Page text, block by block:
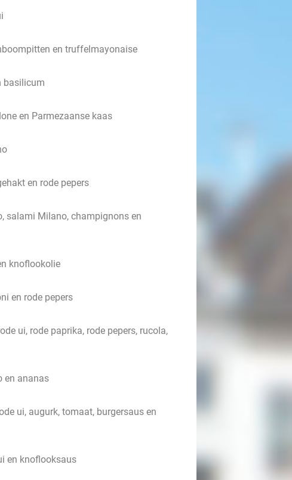
en truffelmayonaise
basilicum
en Parmezaanse kaas
en rode pepers
salami Milano, champignons en
knoflookolie
en rode pepers
ui, rode paprika, rode pepers, rucola,
en ananas
ui, augurk, tomaat, burgersaus en
en knoflooksaus